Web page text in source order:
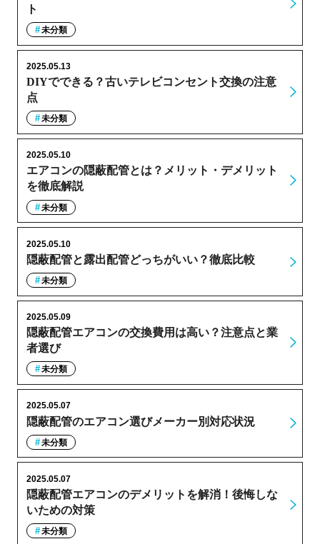
ト
未分類
DIYでできる？古いテレビコンセント交換の注意
点
2025.05.13
未分類
エアコンの隠蔽配管とは？メリット・デメリット
を徹底解説
2025.05.10
未分類
隠蔽配管と露出配管どっちがいい？徹底比較
2025.05.10
未分類
隠蔽配管エアコンの交換費用は高い？注意点と業
者選び
2025.05.09
未分類
隠蔽配管のエアコン選びメーカー別対応状況
2025.05.07
未分類
隠蔽配管エアコンのデメリットを解消！後悔しな
いための対策
2025.05.07
未分類